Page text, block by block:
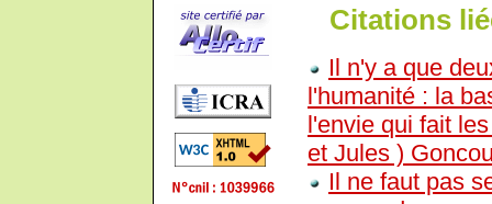
Citations
Il n'y a que
l'humanité : la
l'envie qui fait
et Jules )
Il ne faut pas